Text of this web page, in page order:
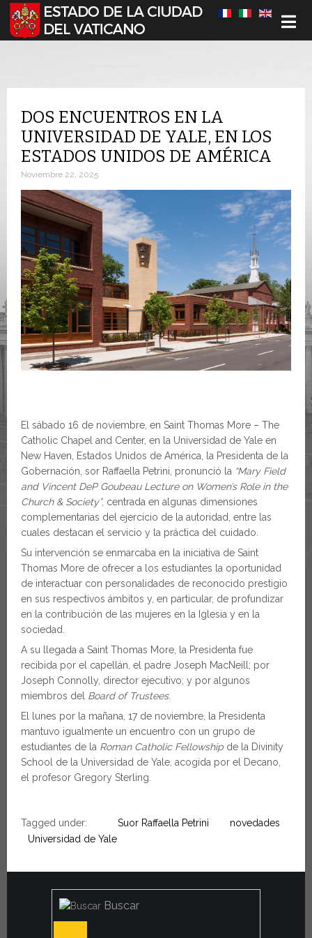
Seleccione su idioma
DOS ENCUENTROS EN LA
UNIVERSIDAD DE YALE, EN LOS
ESTADOS UNIDOS DE AMÉRICA
Noviembre 22, 2025
El sábado 16 de noviembre, en Saint Thomas More – The
Catholic Chapel and Center, en la Universidad de Yale en
New Haven, Estados Unidos de América, la Presidenta de la
Gobernación, sor Raffaella Petrini, pronunció la “Mary Field
and Vincent DeP Goubeau Lecture on Women’s Role in the
Church & Society”, centrada en algunas dimensiones
complementarias del ejercicio de la autoridad, entre las
cuales destacan el servicio y la práctica del cuidado.
Su intervención se enmarcaba en la iniciativa de Saint
Thomas More de ofrecer a los estudiantes la oportunidad
de interactuar con personalidades de reconocido prestigio
en sus respectivos ámbitos y, en particular, de profundizar
en la contribución de las mujeres en la Iglesia y en la
sociedad.
A su llegada a Saint Thomas More, la Presidenta fue
recibida por el capellán, el padre Joseph MacNeill; por
Joseph Connolly, director ejecutivo; y por algunos
miembros del Board of Trustees.
El lunes por la mañana, 17 de noviembre, la Presidenta
mantuvo igualmente un encuentro con un grupo de
estudiantes de la Roman Catholic Fellowship de la Divinity
School de la Universidad de Yale, acogida por el Decano,
el profesor Gregory Sterling.
Tagged under: Suor Raffaella Petrini
novedades
Universidad de Yale
Buscar